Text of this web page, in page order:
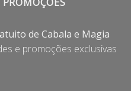
de Cabala e Magia
e promoções exclusivas